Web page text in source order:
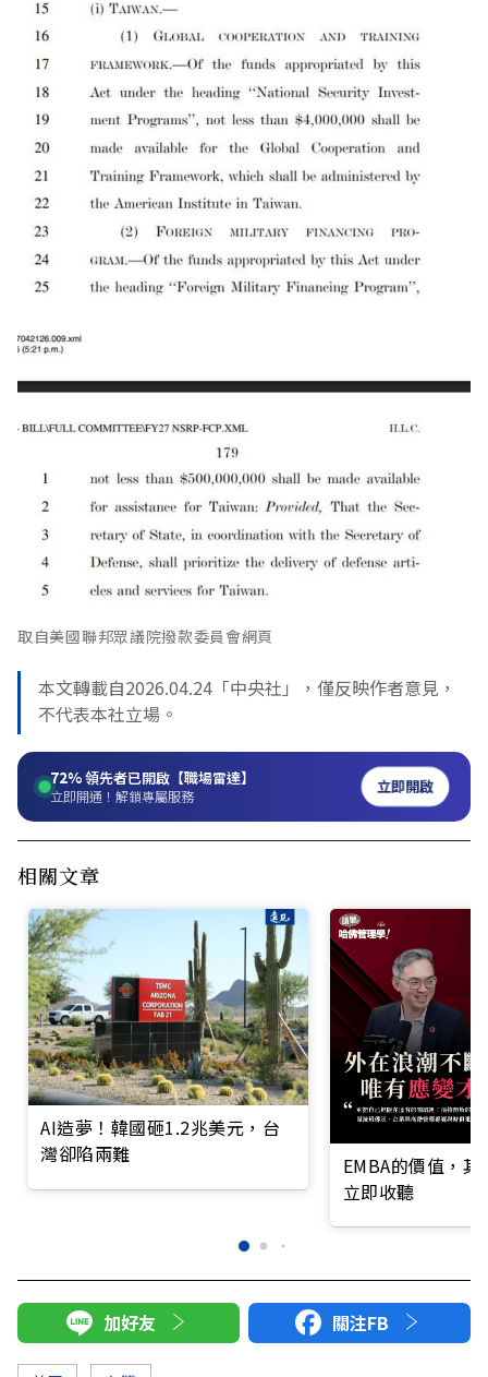
取自美國聯邦眾議院撥款委員會網頁
本文轉載自2026.04.24「中央社」，僅反映作者意見，
不代表本社立場。
72%領先者已開啟【職場雷達】
立即開通！解鎖專屬服務 立即開啟
相關文章
AI造夢！韓國砸1.2兆美元，台
灣卻陷兩難
EMBA的價值，
立即收聽
加好友 關注FB